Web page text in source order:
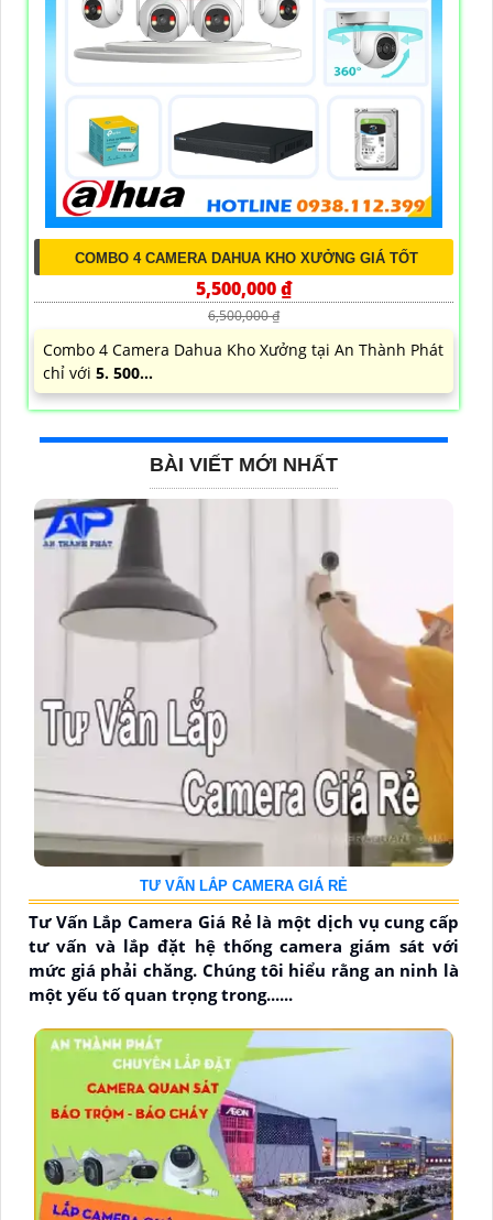
COMBO 4 CAMERA DAHUA KHO XƯỞNG GIÁ TỐT
5,500,000 ₫
6,500,000 ₫
Combo 4 Camera Dahua Kho Xưởng tại An Thành Phát
chỉ với 5. 500...
BÀI VIẾT MỚI NHẤT
TƯ VẤN LẮP CAMERA GIÁ RẺ
Tư Vấn Lắp Camera Giá Rẻ là một dịch vụ cung cấp
tư vấn và lắp đặt hệ thống camera giám sát với
mức giá phải chăng. Chúng tôi hiểu rằng an ninh là
một yếu tố quan trọng trong......